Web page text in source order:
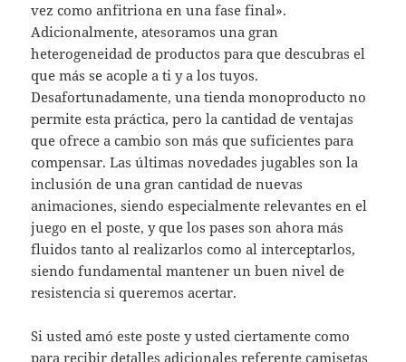
vez como anfitriona en una fase final».
Adicionalmente, atesoramos una gran
heterogeneidad de productos para que descubras el
que más se acople a ti y a los tuyos.
Desafortunadamente, una tienda monoproducto no
permite esta práctica, pero la cantidad de ventajas
que ofrece a cambio son más que suficientes para
compensar. Las últimas novedades jugables son la
inclusión de una gran cantidad de nuevas
animaciones, siendo especialmente relevantes en el
juego en el poste, y que los pases son ahora más
fluidos tanto al realizarlos como al interceptarlos,
siendo fundamental mantener un buen nivel de
resistencia si queremos acertar.
Si usted amó este poste y usted ciertamente como
para recibir detalles adicionales referentecamisetas